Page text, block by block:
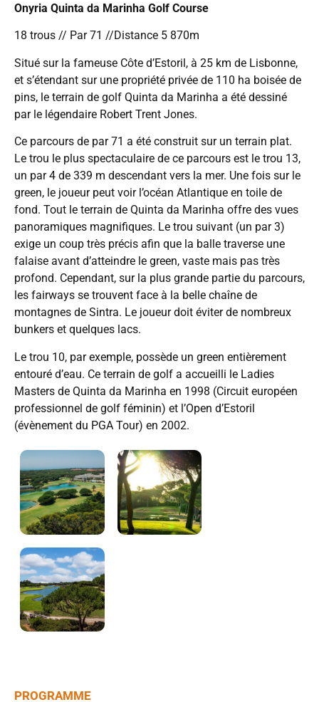
Onyria Quinta da Marinha Golf Course
18 trous // Par 71 //Distance 5 870m
Situé sur la fameuse Côte d’Estoril, à 25 km de Lisbonne,
et s’étendant sur une propriété privée de 110 ha boisée de
pins, le terrain de golf Quinta da Marinha a été dessiné
par le légendaire Robert Trent Jones.
Ce parcours de par 71 a été construit sur un terrain plat.
Le trou le plus spectaculaire de ce parcours est le trou 13,
un par 4 de 339 m descendant vers la mer. Une fois sur le
green, le joueur peut voir l’océan Atlantique en toile de
fond. Tout le terrain de Quinta da Marinha offre des vues
panoramiques magnifiques. Le trou suivant (un par 3)
exige un coup très précis afin que la balle traverse une
falaise avant d’atteindre le green, vaste mais pas très
profond. Cependant, sur la plus grande partie du parcours,
les fairways se trouvent face à la belle chaîne de
montagnes de Sintra. Le joueur doit éviter de nombreux
bunkers et quelques lacs.
Le trou 10, par exemple, possède un green entièrement
entouré d’eau. Ce terrain de golf a accueilli le Ladies
Masters de Quinta da Marinha en 1998 (Circuit européen
professionnel de golf féminin) et l’Open d’Estoril
(évènement du PGA Tour) en 2002.
PROGRAMME